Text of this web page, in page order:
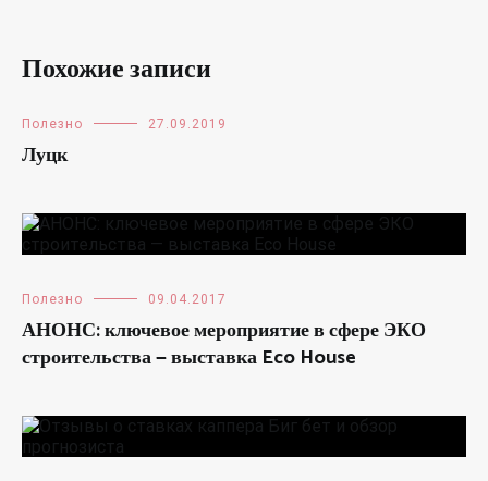
Похожие записи
Полезно 27.09.2019
Луцк
Полезно 09.04.2017
АНОНС: ключевое мероприятие в сфере ЭКО
строительства — выставка Eco House